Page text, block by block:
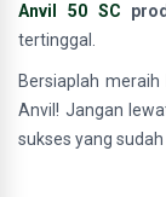
Anvil 50 SC
tertinggal.
Bersiaplah
Anvil! Jangan
sukses yang